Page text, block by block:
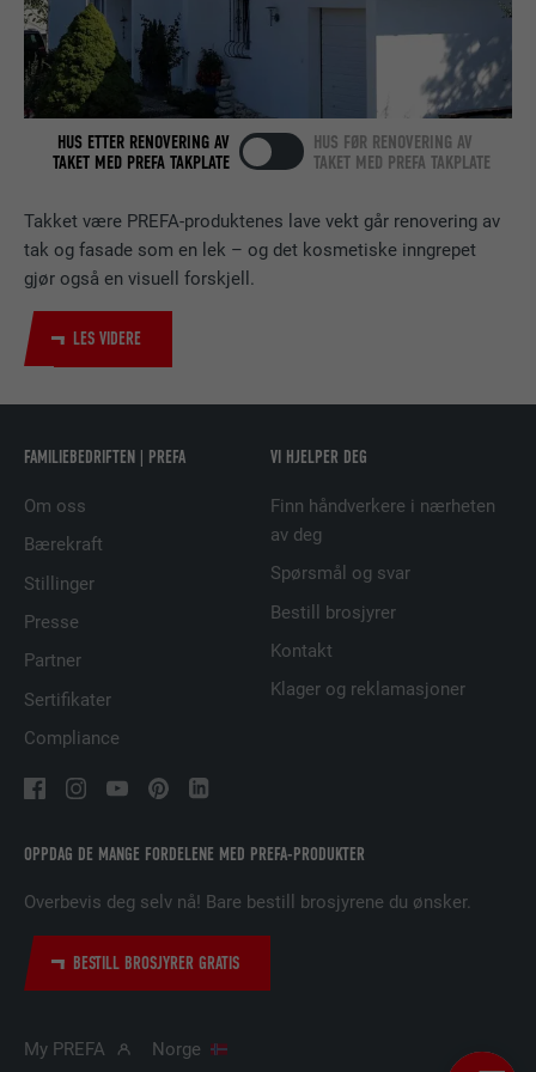
Takket være PREFA-produktenes lave vekt går renovering av
tak og fasade som en lek – og det kosmetiske inngrepet
gjør også en visuell forskjell.
LES VIDERE
HUS ETTER RENOVERING AV
TAKET MED PREFA TAKPLATE
HUS FØR RENOVERING AV
TAKET MED PREFA TAKPLATE
OPPDAG DE MANGE FORDELENE MED PREFA-PRODUKTER
Overbevis deg selv nå! Bare bestill brosjyrene du ønsker.
BESTILL BROSJYRER GRATIS
FAMILIEBEDRIFTEN | PREFA
Om oss
Bærekraft
Stillinger
Presse
Partner
Sertifikater
Compliance
VI HJELPER DEG
Finn håndverkere i nærheten
av deg
Spørsmål og svar
Bestill brosjyrer
Kontakt
Klager og reklamasjoner
My PREFA Norge
FORMÅL
Bruk av SoMe-tjenesten LinkedIn for å
følge bruken av innebygde tjenester.
NAVN bscookie
FORLØP 2 år
Bruk av SoMe-tjenesten LinkedIn for å
Brukes for å sikre at det riktige SameSite-
attributet er tilgjengelig for alle
følge bruken av innebygde tjenester.
TILBYDER